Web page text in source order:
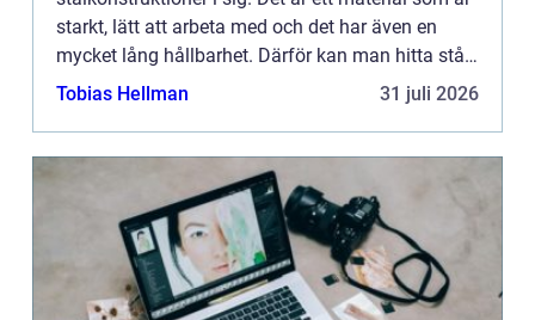
starkt, lätt att arbeta med och det har även en
mycket lång hållbarhet. Därför kan man hitta stål i
konstruktionen på lite olika platser och inom olika
Tobias Hellman 31 juli 2026